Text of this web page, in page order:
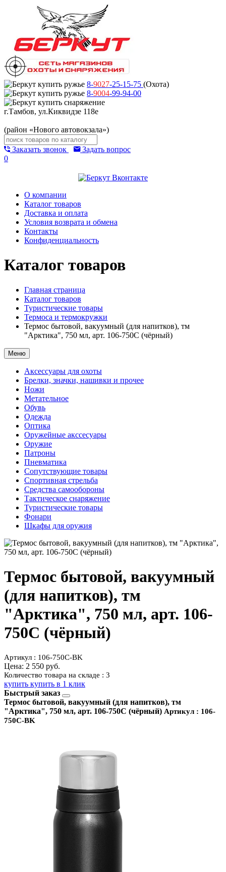
8-9027-25-15-75 (Охота)
8-9004-99-94-00
г.Тамбов, ул.Киквидзе 118е
(район «Нового автовокзала»)
Заказать звонок
Задать вопрос
0
О компании
Каталог товаров
Доставка и оплата
Условия возврата и обмена
Контакты
Конфиденциальность
Каталог товаров
Главная страница
Каталог товаров
Туристические товары
Термоса и термокружки
Термос бытовой, вакуумный (для напитков), тм
"Арктика", 750 мл, арт. 106-750C (чёрный)
Меню
Аксессуары для охоты
Брелки, значки, нашивки и прочее
Ножи
Метательное
Обувь
Одежда
Оптика
Оружейные акссесуары
Оружие
Патроны
Пневматика
Сопутствующие товары
Спортивная стрельба
Средства самообороны
Тактическое снаряжение
Туристические товары
Фонари
Шкафы для оружия
Термос бытовой, вакуумный
(для напитков), тм
"Арктика", 750 мл, арт. 106-
750C (чёрный)
Артикул : 106-750C-BK
Цена: 2 550 руб.
Количество товара на складе : 3
купить купить в 1 клик
Быстрый заказ
Термос бытовой, вакуумный (для напитков), тм
"Арктика", 750 мл, арт. 106-750C (чёрный) Артикул : 106-
750C-BK